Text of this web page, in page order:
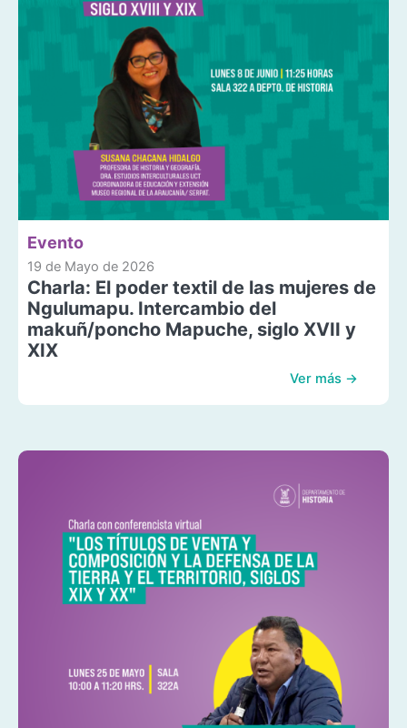
Evento
19 de Mayo de 2026
Charla: El poder textil de las mujeres de
Ngulumapu. Intercambio del
makuñ/poncho Mapuche, siglo XVII y
XIX
Ver más →